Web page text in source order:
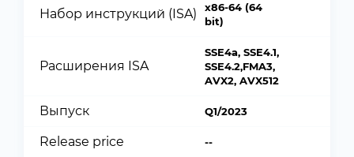
Набор инструкций (ISA)
x86-64 (64
bit)
Расширения ISA
SSE4a, SSE4.1,
SSE4.2,FMA3,
AVX2, AVX512
Выпуск Q1/2023
Release price --